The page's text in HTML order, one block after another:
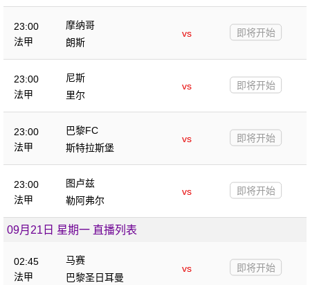
23:00
法甲
摩纳哥
vs
朗斯
即将开始
23:00
法甲
尼斯
vs
里尔
即将开始
23:00
法甲
巴黎FC
vs
斯特拉斯堡
即将开始
23:00
法甲
图卢兹
vs
勒阿弗尔
即将开始
09月21日 星期一 直播列表
02:45
法甲
马赛
vs
巴黎圣日耳曼
即将开始